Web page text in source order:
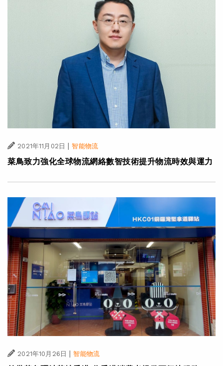
2021年11月02日 | 智能物流
菜鳥致力強化全球物流網絡數智技術提升物流時效與運力
2021年10月26日 | 智能物流